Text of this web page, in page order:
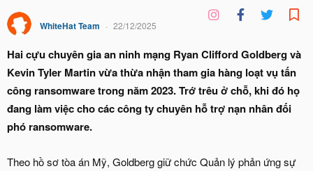
WhiteHat Team 22/12/2025
Hai cựu chuyên gia an ninh mạng Ryan Clifford Goldberg và
Kevin Tyler Martin vừa thừa nhận tham gia hàng loạt vụ tấn
công ransomware trong năm 2023. Trớ trêu ở chỗ, khi đó họ
đang làm việc cho các công ty chuyên hỗ trợ nạn nhân đối
phó ransomware.
Theo hồ sơ tòa án Mỹ, Goldberg giữ chức Quản lý phản ứng sự